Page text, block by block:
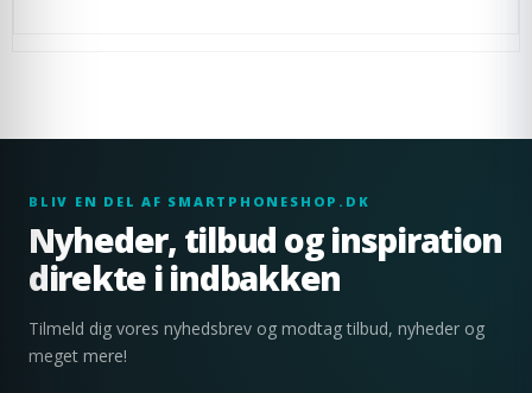
BLIV EN DEL AF SMARTPHONESHOP.DK
Nyheder, tilbud og inspiration
direkte i indbakken
Tilmeld dig vores nyhedsbrev og modtag tilbud, nyheder og
meget mere!